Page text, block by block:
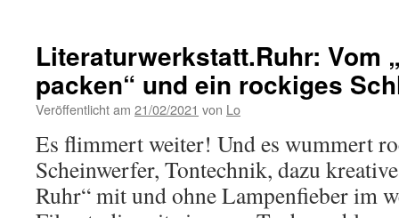
Literaturwerkstatt.Ruhr: Vom
packen“ und ein rockiges
Veröffentlicht am 21/02/2021 von Lo
Es flimmert weiter! Und es wummert
Scheinwerfer, Tontechnik, dazu
Ruhr“ mit und ohne Lampenfieber im